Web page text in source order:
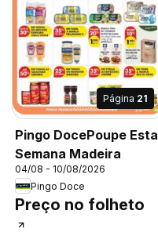
Página 21
Pingo DocePoupe Esta
Semana Madeira
04/08 - 10/08/2026
Pingo Doce
Preço no folheto